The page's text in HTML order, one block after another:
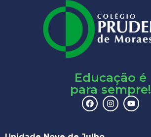
Educação é
para sempre!